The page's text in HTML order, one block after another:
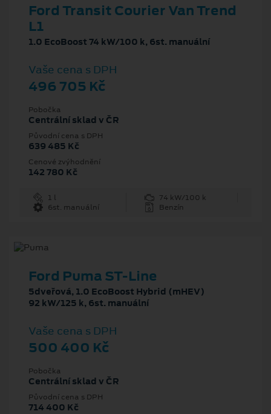
Ford Transit Courier Van Trend
L1
1.0 EcoBoost 74 kW/100 k, 6st. manuální
Vaše cena s DPH
496 705 Kč
Pobočka
Centrální sklad v ČR
Původní cena s DPH
639 485 Kč
Cenové zvýhodnění
142 780 Kč
1 l
74 kW/100 k
6st. manuální
Benzín
Ford Puma ST-Line
5dveřová, 1.0 EcoBoost Hybrid (mHEV)
92 kW/125 k, 6st. manuální
Vaše cena s DPH
500 400 Kč
Pobočka
Centrální sklad v ČR
Původní cena s DPH
714 400 Kč